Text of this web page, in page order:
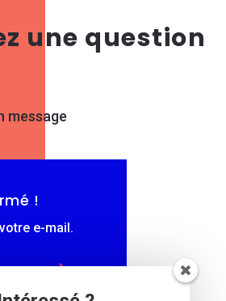
une question
message
!
e-mail.
$